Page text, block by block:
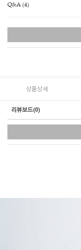
Q&A (4)
상품상세
리뷰보드(0)